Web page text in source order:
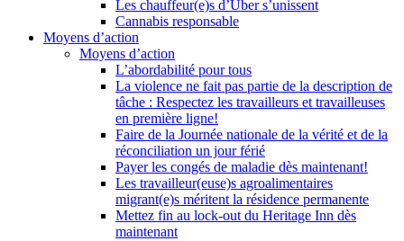
Les chauffeur(e)s d’Uber s’unissent
Cannabis responsable
Moyens d’action
Moyens d’action
L’abordabilité pour tous
La violence ne fait pas partie de la description de
tâche : Respectez les travailleurs et travailleuses
en première ligne!
Faire de la Journée nationale de la vérité et de la
réconciliation un jour férié
Payer les congés de maladie dès maintenant!
Les travailleur(euse)s agroalimentaires
migrant(e)s méritent la résidence permanente
Mettez fin au lock-out du Heritage Inn dès
maintenant